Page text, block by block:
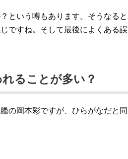
という噂もあります。そうなると
ですね。そして最後によくある誤
ることが多い？
の岡本彩ですが、ひらがなだと同